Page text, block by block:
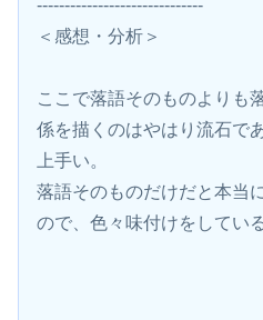
------------------------------
＜感想・分析＞
ここで落語そのものよりも
係を描くのはやはり流石であ
上手い。
落語そのものだけだと本当
ので、色々味付けをしてい